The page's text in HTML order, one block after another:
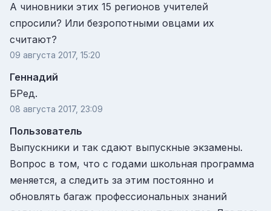
А чиновники этих 15 регионов учителей
спросили? Или безропотными овцами их
считают?
09 августа 2017, 15:20
Геннадий
БРед.
08 августа 2017, 23:09
Пользователь
Выпускники и так сдают выпускные экзамены.
Вопрос в том, что с годами школьная программа
меняется, а следить за этим постоянно и
обновлять багаж профессиональных знаний